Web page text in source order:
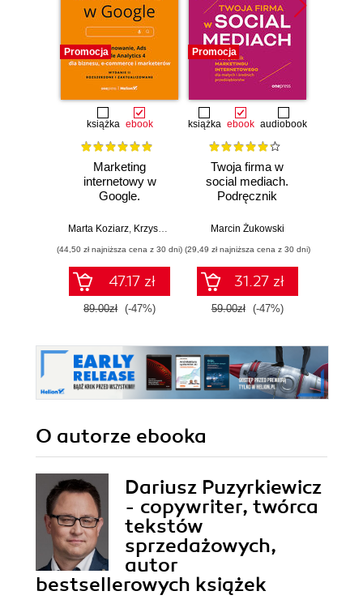
Promocja
książka ebook
Marketing
internetowy w
Google.
Ads & Google
biznesu, e-
commerce,
marketerów.
Wydanie II
zaktualizowane i
Marta Koziarz, Krzysztof Marzec ,Tomasz Trzósło
(44,50 zł najniższa cena z 30 dni)
47.17 zł
89.00zł (-47%)
Promocja
książka ebook audiobook
Twoja firma w
social mediach.
Podręcznik
internetowego dla
przedsiębiorstw.
Wydanie IV
poszerzone
Marcin Żukowski
(29,49 zł najniższa cena z 30 dni)
31.27 zł
59.00zł (-47%)
O autorze ebooka
Dariusz Puzyrkiewicz
- copywriter, twórca
tekstów
sprzedażowych,
autor
bestsellerowych książek